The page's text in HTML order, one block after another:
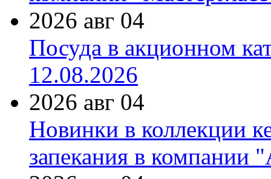
2026 авг 04
Посуда в акционном
12.08.2026
2026 авг 04
Новинки в коллекции
запекания в компании